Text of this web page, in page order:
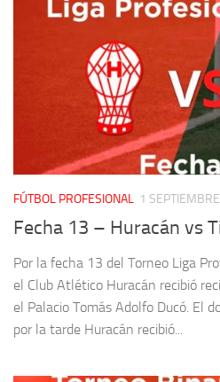
FÚTBOL PROFESIONAL 1
Fecha 13 – Huracán vs
Por la fecha 13 del Torneo Liga
el Club Atlético Huracán recibió
el Palacio Tomás Adolfo Ducó. El
por la tarde Huracán recibió...